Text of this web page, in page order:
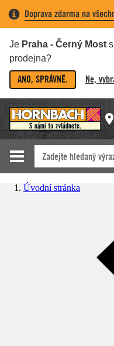
Doprava zdarma na
Je Praha - Černý Most
prodejna?
ANO, SPRÁVNĚ. Ne,
Úvodní stránka